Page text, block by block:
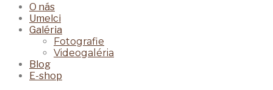
O nás
Umelci
Galéria
Fotografie
Videogaléria
Blog
E-shop